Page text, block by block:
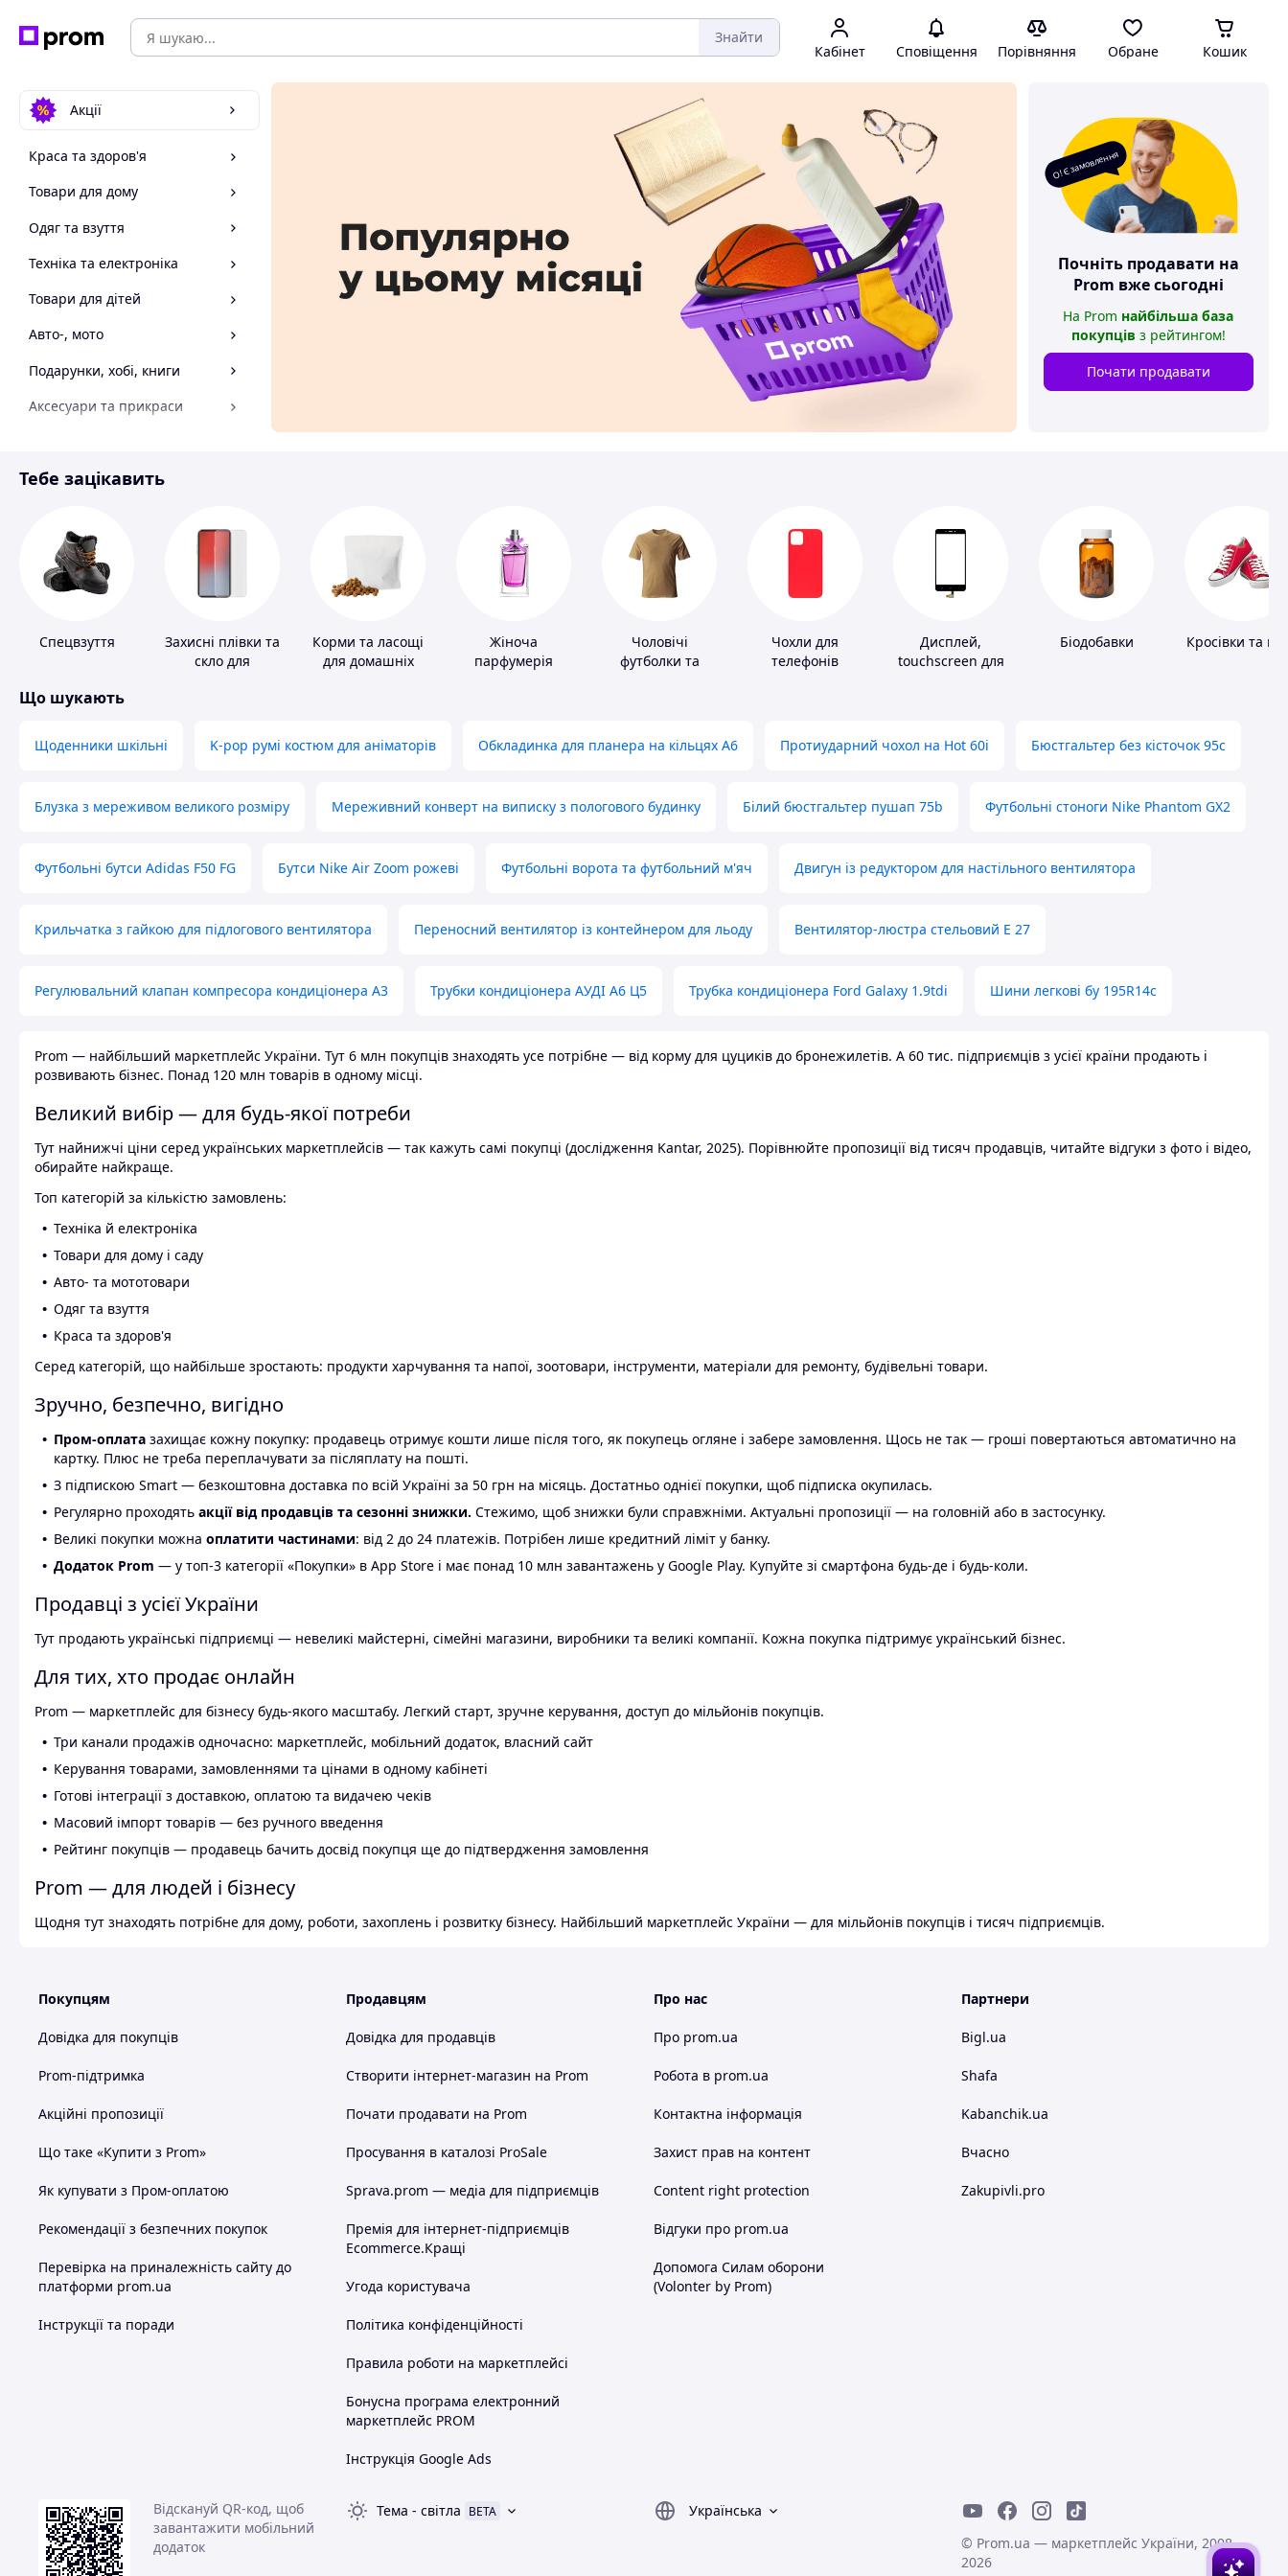
Знайти
Кабінет Сповіщення Порівняння Обране Кошик
Акції
Краса та здоров'я
Товари для дому
Одяг та взуття
Техніка та електроніка
Товари для дітей
Авто-, мото
Подарунки, хобі, книги
Аксесуари та прикраси
Спорт і відпочинок
О! Є замовлення
Почніть продавати на
Prom вже сьогодні
На Prom найбільша база
покупців з рейтингом!
Почати продавати
Тебе зацікавить
Спецвзуття
Захисні плівки та
скло для
Корми та ласощі
для домашніх
Жіноча
парфумерія
Чоловічі
футболки та
Чохли для
телефонів
Дисплей,
touchscreen для
Біодобавки Кросівки та
Що шукають
Щоденники шкільні K-pop румі костюм для аніматорів Обкладинка для планера на кільцях А6 Протиударний чохол на Hot 60i Бюстгальтер без кісточок 95с
Блузка з мереживом великого розміру Мереживний конверт на виписку з пологового будинку Білий бюстгальтер пушап 75b Футбольні стоноги Nike Phantom GX2
Футбольні бутси Adidas F50 FG Бутси Nike Air Zoom рожеві Футбольні ворота та футбольний м'яч Двигун із редуктором для настільного вентилятора
Крильчатка з гайкою для підлогового вентилятора Переносний вентилятор із контейнером для льоду Вентилятор-люстра стельовий E 27
Регулювальний клапан компресора кондиціонера А3 Трубки кондиціонера АУДІ А6 Ц5 Трубка кондиціонера Ford Galaxy 1.9tdi Шини легкові бу 195R14c
Prom — найбільший маркетплейс України. Тут 6 млн покупців знаходять усе потрібне — від корму для цуциків до бронежилетів. А 60 тис. підприємців з усієї країни продають і
розвивають бізнес. Понад 120 млн товарів в одному місці.
Великий вибір — для будь-якої потреби
Тут найнижчі ціни серед українських маркетплейсів — так кажуть самі покупці (дослідження Kantar, 2025). Порівнюйте пропозиції від тисяч продавців, читайте відгуки з фото і відео,
обирайте найкраще.
Топ категорій за кількістю замовлень:
Техніка й електроніка
Товари для дому і саду
Авто- та мототовари
Одяг та взуття
Краса та здоров'я
Серед категорій, що найбільше зростають: продукти харчування та напої, зоотовари, інструменти, матеріали для ремонту, будівельні товари.
Зручно, безпечно, вигідно
Пром-оплата захищає кожну покупку: продавець отримує кошти лише після того, як покупець огляне і забере замовлення. Щось не так — гроші повертаються автоматично на
картку. Плюс не треба переплачувати за післяплату на пошті.
З підпискою Smart — безкоштовна доставка по всій Україні за 50 грн на місяць. Достатньо однієї покупки, щоб підписка окупилась.
Регулярно проходять акції від продавців та сезонні знижки. Стежимо, щоб знижки були справжніми. Актуальні пропозиції — на головній або в застосунку.
Великі покупки можна оплатити частинами: від 2 до 24 платежів. Потрібен лише кредитний ліміт у банку.
Додаток Prom — у топ-3 категорії «Покупки» в App Store і має понад 10 млн завантажень у Google Play. Купуйте зі смартфона будь-де і будь-коли.
Продавці з усієї України
Тут продають українські підприємці — невеликі майстерні, сімейні магазини, виробники та великі компанії. Кожна покупка підтримує український бізнес.
Для тих, хто продає онлайн
Prom — маркетплейс для бізнесу будь-якого масштабу. Легкий старт, зручне керування, доступ до мільйонів покупців.
Три канали продажів одночасно: маркетплейс, мобільний додаток, власний сайт
Керування товарами, замовленнями та цінами в одному кабінеті
Готові інтеграції з доставкою, оплатою та видачею чеків
Масовий імпорт товарів — без ручного введення
Рейтинг покупців — продавець бачить досвід покупця ще до підтвердження замовлення
Prom — для людей і бізнесу
Щодня тут знаходять потрібне для дому, роботи, захоплень і розвитку бізнесу. Найбільший маркетплейс України — для мільйонів покупців і тисяч підприємців.
Покупцям
Довідка для покупців
Prom-підтримка
Акційні пропозиції
Що таке «Купити з Prom»
Як купувати з Пром-оплатою
Рекомендації з безпечних покупок
Перевірка на приналежність сайту до
платформи prom.ua
Інструкції та поради
Продавцям
Довідка для продавців
Створити інтернет-магазин на Prom
Почати продавати на Prom
Просування в каталозі ProSale
Sprava.prom — медіа для підприємців
Премія для інтернет-підприємців
Ecommerce.Кращі
Угода користувача
Політика конфіденційності
Правила роботи на маркетплейсі
Бонусна програма електронний
маркетплейс PROM
Інструкція Google Ads
Про нас
Про prom.ua
Робота в prom.ua
Контактна інформація
Захист прав на контент
Content right protection
Відгуки про prom.ua
Допомога Силам оборони
(Volonter by Prom)
Партнери
Bigl.ua
Shafa
Kabanchik.ua
Вчасно
Zakupivli.pro
Відскануй QR-код, щоб
завантажити мобільний
додаток
Тема - світла BETA
Українська
© Prom.ua — маркетплейс України, 2008-
2026